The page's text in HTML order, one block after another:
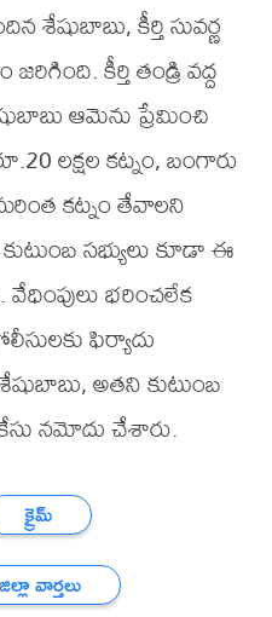
శేషుబాబు, కీర్తి సువర్ణ
కీర్తి తండ్రి వద్ద
ఆమెను ప్రేమించి
లక్షల కట్నం, బంగారు
కట్నం తేవాలని
సభ్యులు కూడా ఈ
వేధింపులు భరించలేక
ఫిర్యాదు
అతని కుటుంబ
నమోదు చేశారు.
క్రైమ్
జిల్లా వార్తలు